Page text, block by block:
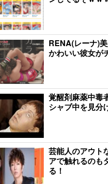
RENA(レーナ)
かわいい彼女が
覚醒剤麻薬中毒
シャブ中を見分
芸能人のアウト
アで触れるのも
る！